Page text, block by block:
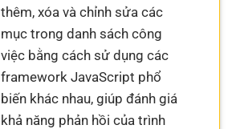
thêm, xóa và chỉnh sửa các
mục trong danh sách công
việc bằng cách sử dụng các
framework JavaScript phổ
biến khác nhau, giúp đánh giá
khả năng phản hồi của trình